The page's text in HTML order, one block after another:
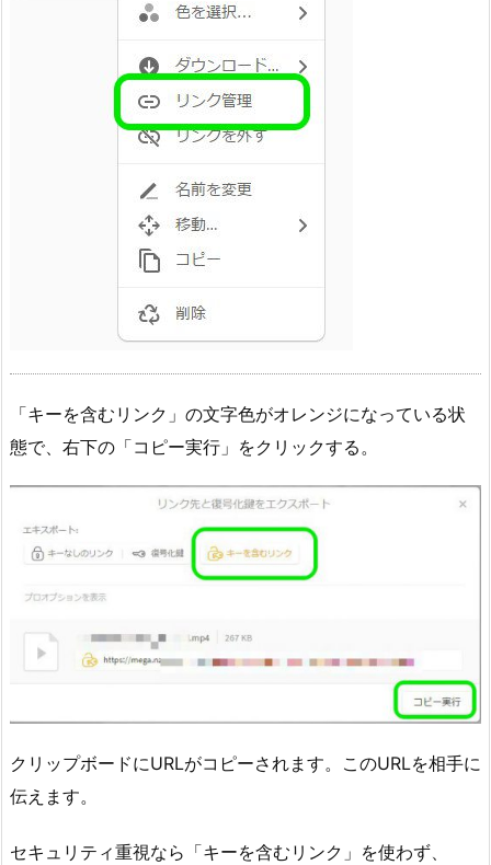
「キーを含むリンク」の文字色がオレンジになっている状
態で、右下の「コピー実行」をクリックする。
クリップボードにURLがコピーされます。このURLを相手に
伝えます。
セキュリティ重視なら「キーを含むリンク」を使わず、